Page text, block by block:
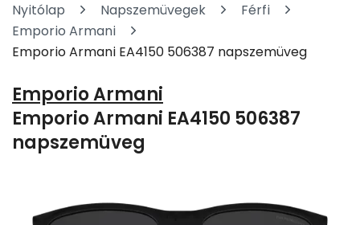
Nyitólap Napszemüvegek
Férfi
Emporio Armani
Emporio Armani EA4150 506387 napszemüveg
Emporio Armani
Emporio Armani EA4150 506387
napszemüveg